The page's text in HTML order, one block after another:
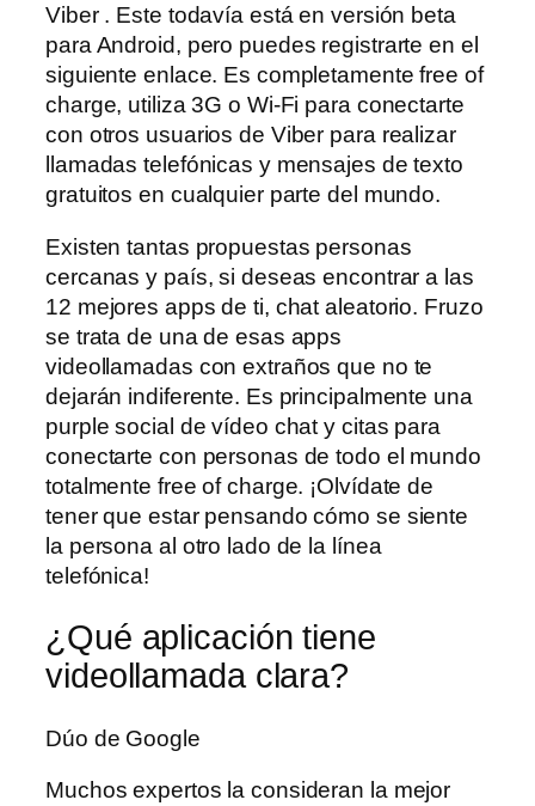
Viber . Este todavía está en versión beta
para Android, pero puedes registrarte en el
siguiente enlace. Es completamente free of
charge, utiliza 3G o Wi-Fi para conectarte
con otros usuarios de Viber para realizar
llamadas telefónicas y mensajes de texto
gratuitos en cualquier parte del mundo.
Existen tantas propuestas personas
cercanas y país, si deseas encontrar a las
12 mejores apps de ti, chat aleatorio. Fruzo
se trata de una de esas apps
videollamadas con extraños que no te
dejarán indiferente. Es principalmente una
purple social de vídeo chat y citas para
conectarte con personas de todo el mundo
totalmente free of charge. ¡Olvídate de
tener que estar pensando cómo se siente
la persona al otro lado de la línea
telefónica!
¿Qué aplicación tiene
videollamada clara?
Dúo de Google
Muchos expertos la consideran la mejor